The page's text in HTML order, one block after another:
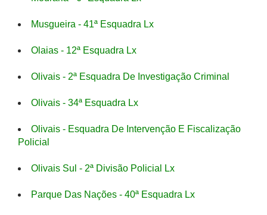
Musgueira - 41ª Esquadra Lx
Olaias - 12ª Esquadra Lx
Olivais - 2ª Esquadra De Investigação Criminal
Olivais - 34ª Esquadra Lx
Olivais - Esquadra De Intervenção E Fiscalização
Policial
Olivais Sul - 2ª Divisão Policial Lx
Parque Das Nações - 40ª Esquadra Lx